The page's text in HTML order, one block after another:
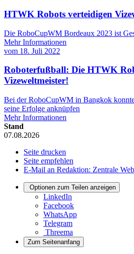
HTWK Robots verteidigen
Die RoboCupWM Bordeaux 2023 ist
Mehr Informationen
vom 18. Juli 2022
Roboterfußball: Die HTWK
Vizeweltmeister!
Bei der RoboCupWM in Bangkok
seine Erfolge anknüpfen
Mehr Informationen
Stand
07.08.2026
Seite drucken
Seite empfehlen
E-Mail an Redaktion: Zentrale
Optionen zum Teilen anzeigen
LinkedIn
Facebook
WhatsApp
Telegram
Threema
Zum Seitenanfang